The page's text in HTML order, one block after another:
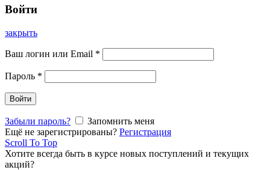
Войти
закрыть
Ваш логин или Email *
Пароль *
Войти
Забыли пароль?
Запомнить меня
Ещё не зарегистрированы? Регистрация
Scroll To Top
Хотите всегда быть в курсе новых поступлений и текущих
акций?